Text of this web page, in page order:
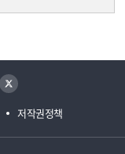
저작권정책
트위터